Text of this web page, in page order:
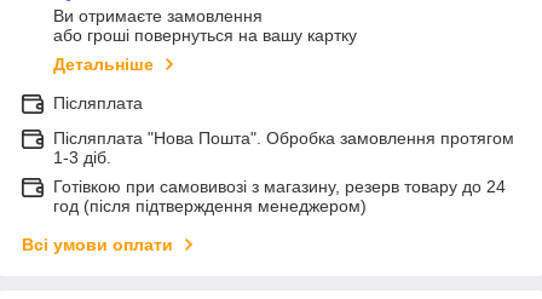
Ви отримаєте замовлення
або гроші повернуться на вашу картку
Детальніше
Післяплата
Післяплата "Нова Пошта". Обробка замовлення протягом
1-3 діб.
Готівкою при самовивозі з магазину, резерв товару до 24
год (після підтверждення менеджером)
Всі умови оплати